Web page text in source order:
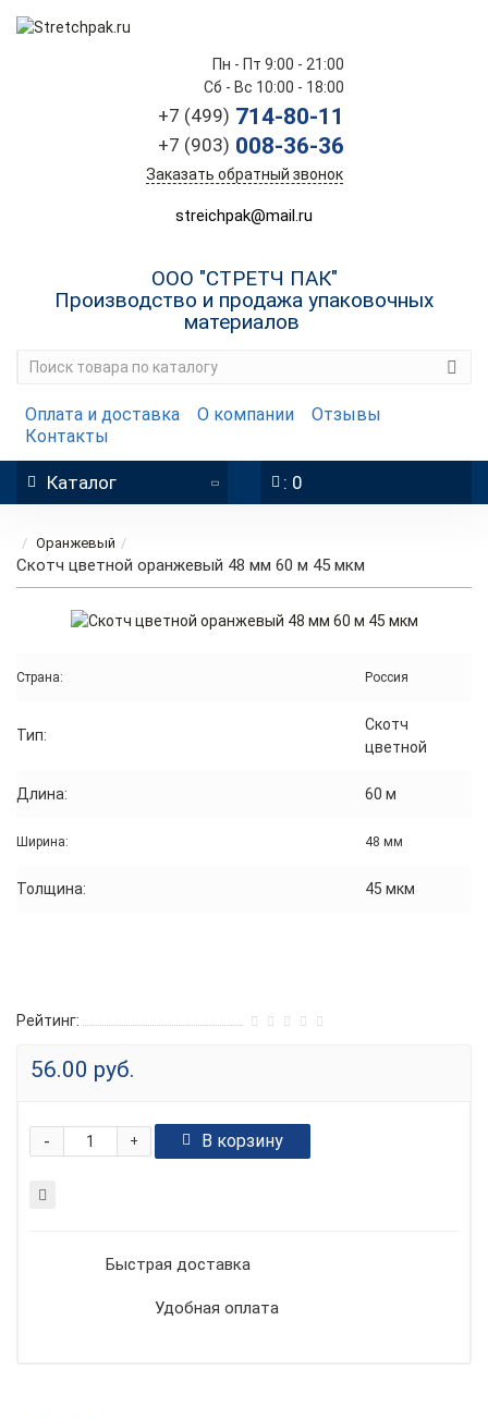
Пн - Пт 9:00 - 21:00
Сб - Вс 10:00 - 18:00
+7 (499) 714-80-11
+7 (903) 008-36-36
Заказать обратный звонок
streichpak@mail.ru
ООО "СТРЕТЧ ПАК"
Производство и продажа упаковочных
материалов
Оплата и доставка О компании
Отзывы
Контакты
Каталог : 0
Оранжевый
Скотч цветной оранжевый 48 мм 60 м 45 мкм
Страна: Россия
Тип:
Скотч
цветной
Длина: 60 м
Ширина: 48 мм
Толщина: 45 мкм
Рейтинг:
56.00 руб.
+
- В корзину
Быстрая доставка
Удобная оплата